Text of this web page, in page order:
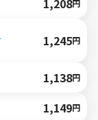
1,208円
1,245円
1,138円
1,149円